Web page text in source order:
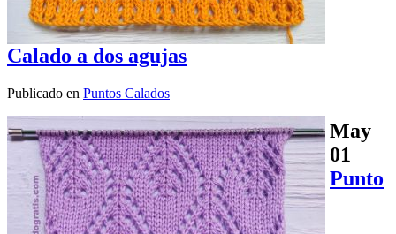
Calado a dos agujas
Publicado en Puntos Calados
May
01
Punto